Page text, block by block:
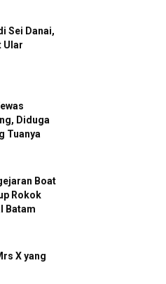
Sei Danai,
Ular
Diduga
Tuanya
Boat
Rokok
Batam
X yang